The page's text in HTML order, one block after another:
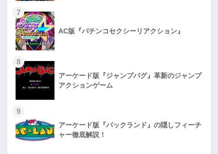
7
AC版『パチンコセクシーリアクション』
8
アーケード版『ジャンプバグ』革新のジャンプ
アクションゲーム
9
アーケード版『パックランド』の隠しフィーチ
ャー徹底解説！